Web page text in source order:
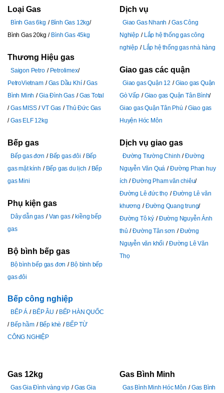
Loại Gas
Bình Gas 6kg
Bình Gas 12kg
Bình Gas 20kg
Bình Gas 45kg
Thương Hiệu gas
Saigon Petro
Petrolimex
PetroVietnam
Gas Dầu Khí
Gas
Bình Minh
Gia Đình Gas
Gas Total
Gas MISS
VT Gas
Thủ Đức Gas
Gas ELF 12kg
Bếp gas
Bếp gas đơn Bếp gas đôi
Bếp
gas mặt kính
Bếp gas du lịch
Bếp
gas Mini
Phụ kiện gas
Dây dẫn gas Van gas
kiềng bếp
gas
Bộ bình bếp gas
Bộ bình bếp gas đơn
Bộ bình bếp
gas đôi
Bếp công nghiệp
BẾP Á BẾP ÂU
BẾP HÀN QUỐC
Bếp hầm
Bếp khè
BẾP TỪ
CÔNG NGHIỆP
Dịch vụ
Giao Gas Nhanh
Gas Công
Nghiệp
Lắp hệ thống gas công
nghiệp
Lắp hệ thống gas nhà hàng
Giao gas các quận
Giao gas Quận 12
Giao gas Quận
Gò Vấp
Giao gas Quận Tân Bình
Giao gas Quận Tân Phú
Giao gas
Huyện Hóc Môn
Dịch vụ giao gas
Đường Trường Chinh
Đường
Nguyễn Văn Quá
Đường Phan huy
ích
Đường Pham văn chiêu
Đường Lê đức thọ
Đường Lê văn
khương
Đường Quang trung
Đường Tô ký
Đường Nguyễn Ảnh
thủ
Đường Tân sơn
Đường
Nguyễn văn khối
Đường Lê Văn
Thọ
Gas 12kg
Gas Gia Đình vàng vip
Gas Gia
Gas Bình Minh
Gas Bình Minh Hóc Môn
Gas Bình